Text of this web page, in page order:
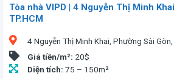
Tòa nhà VIPD | 4 Nguyễn Thị Minh
TP.HCM
4 Nguyễn Thị Minh Khai, Phường Sài Gòn,
Giá tiền/m²: 20$
Diện tích: 75 – 150m²